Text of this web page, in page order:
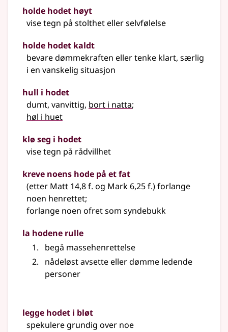
holde hodet høyt
vise tegn på stolthet eller selvfølelse
holde hodet kaldt
bevare dømmekraften eller tenke klart, særlig
i en vanskelig situasjon
hull i hodet
dumt, vanvittig, bort i natta;
høl i huet
klø seg i hodet
vise tegn på rådvillhet
kreve noens hode på et fat
(etter Matt 14,8 f. og Mark 6,25 f.) forlange
noen henrettet;
forlange noen ofret som syndebukk
la hodene rulle
begå massehenrettelse
nådeløst avsette eller dømme ledende
personer
legge hodet i bløt
spekulere grundig over noe